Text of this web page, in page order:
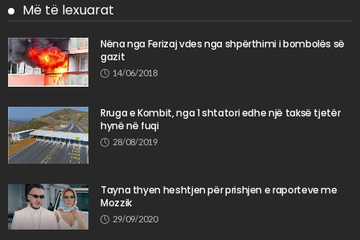
Më të lexuarat
Nëna nga Ferizaj vdes nga shpërthimi i bombolës së
gazit
14/06/2018
Rruga e Kombit, nga 1 shtatori edhe një taksë tjetër
hynë në fuqi
28/08/2019
Tayna thyen heshtjen për prishjen e raporteve me
Mozzik
29/09/2020